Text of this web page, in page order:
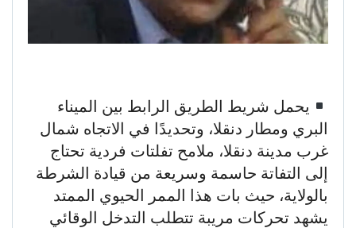
يحمل شريط الطريق الرابط بين الميناء
البري ومطار دنقلا، وتحديدًا في الاتجاه شمال
غرب مدينة دنقلا، ملامح تفلتات فردية تحتاج
إلى التفاتة حاسمة وسريعة من قيادة الشرطة
بالولاية، حيث بات هذا الممر الحيوي الممتد
يشهد تحركات مريبة تتطلب التدخل الوقائي